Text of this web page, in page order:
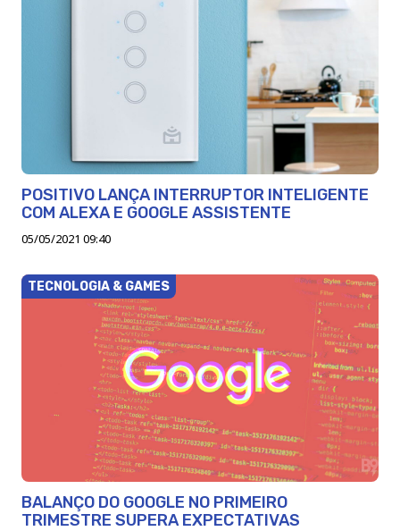
POSITIVO LANÇA INTERRUPTOR INTELIGENTE
COM ALEXA E GOOGLE ASSISTENTE
05/05/2021 09:40
TECNOLOGIA & GAMES
BALANÇO DO GOOGLE NO PRIMEIRO
TRIMESTRE SUPERA EXPECTATIVAS